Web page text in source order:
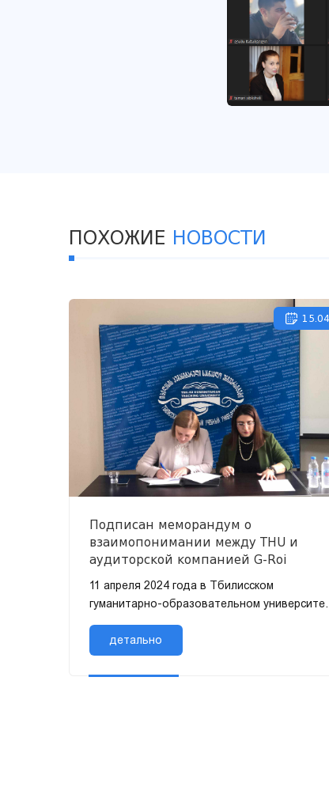
ПОХОЖИЕ НОВОСТИ
Подписан меморандум о
взаимопонимании между THU и
аудиторской компанией G-Roi
11 апреля 2024 года в Тбилисском
гуманитарно-образовательном
провел новый работодатель программы
бакалавриата «...
детально